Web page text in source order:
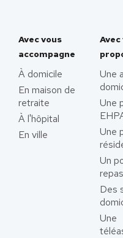
Avec vous
accompagne
À domicile
En maison de
retraite
À l'hôpital
En ville
Avec
Une
Une
Une
Un
repas
Des
Une